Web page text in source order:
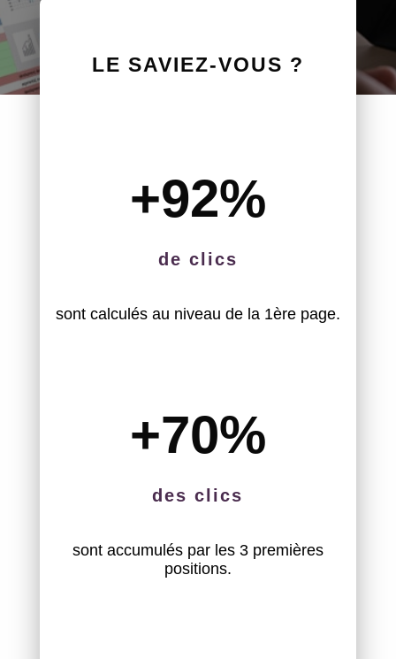
LE SAVIEZ-VOUS ?
+92%
de clics
sont calculés au niveau de la 1ère page.
+70%
des clics
sont accumulés par les 3 premières
positions.